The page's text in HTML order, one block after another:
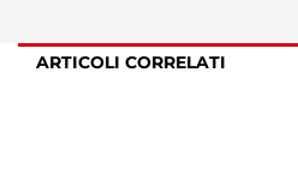
ARTICOLI CORRELATI